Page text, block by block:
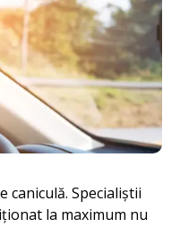
caniculă. Specialiștii
la maximum nu